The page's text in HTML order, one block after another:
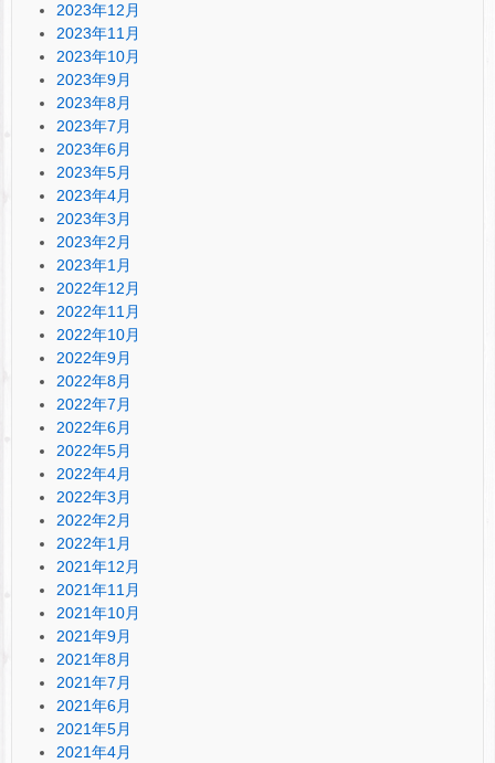
2023年12月
2023年11月
2023年10月
2023年9月
2023年8月
2023年7月
2023年6月
2023年5月
2023年4月
2023年3月
2023年2月
2023年1月
2022年12月
2022年11月
2022年10月
2022年9月
2022年8月
2022年7月
2022年6月
2022年5月
2022年4月
2022年3月
2022年2月
2022年1月
2021年12月
2021年11月
2021年10月
2021年9月
2021年8月
2021年7月
2021年6月
2021年5月
2021年4月